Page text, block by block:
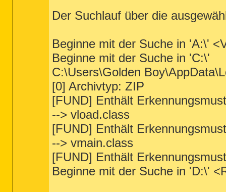
Der Suchlauf über die
Beginne mit der Suche in 'A:\'
Beginne mit der Suche in 'C:\'
C:\Users\Golden
[0] Archivtyp: ZIP
[FUND] Enthält
--> vload.class
[FUND] Enthält
--> vmain.class
[FUND] Enthält
Beginne mit der Suche in 'D:\'